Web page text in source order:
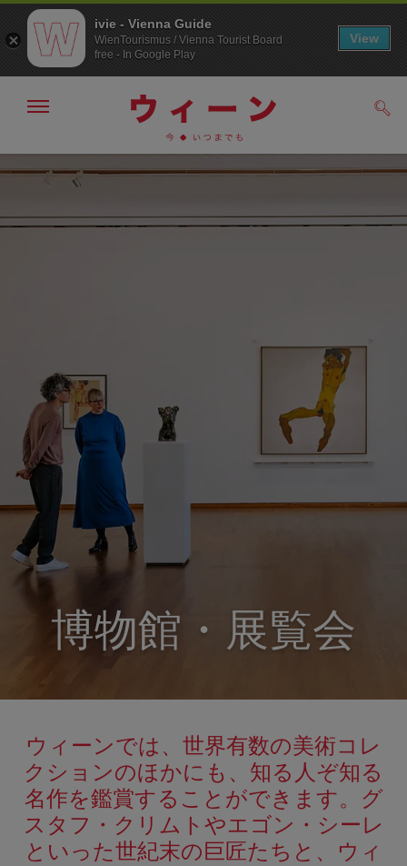
ニ
ー
へ
の
ー
ジ
メ
示・
非
る
博物館・展覧会
ウィーンでは、世界有数の美術コレ
クションのほかにも、知る人ぞ知る
名作を鑑賞することができます。グ
スタフ・クリムトやエゴン・シーレ
といった世紀末の巨匠たちと、ウィ
ivie - Vienna Guide
WienTourismus / Vienna Tourist Board
free - In Google Play
View